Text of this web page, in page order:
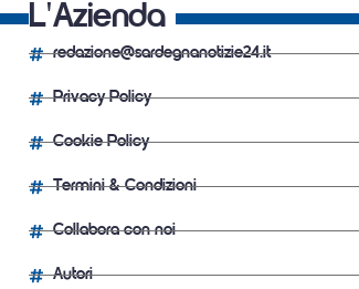
L'Azienda
redazione@sardegnanotizie24.it
Privacy Policy
Cookie Policy
Termini & Condizioni
Collabora con noi
Autori